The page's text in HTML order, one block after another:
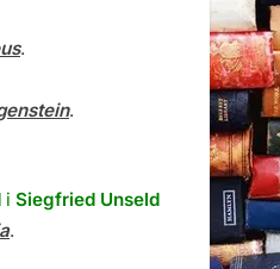
.
.
i Siegfried Unseld
.